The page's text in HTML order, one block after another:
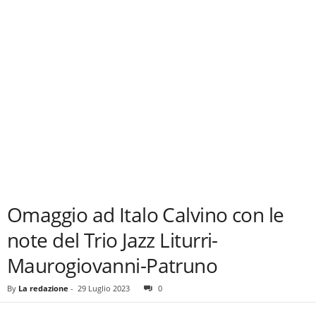
Omaggio ad Italo Calvino con le
note del Trio Jazz Liturri-
Maurogiovanni-Patruno
By La redazione - 29 Luglio 2023 0